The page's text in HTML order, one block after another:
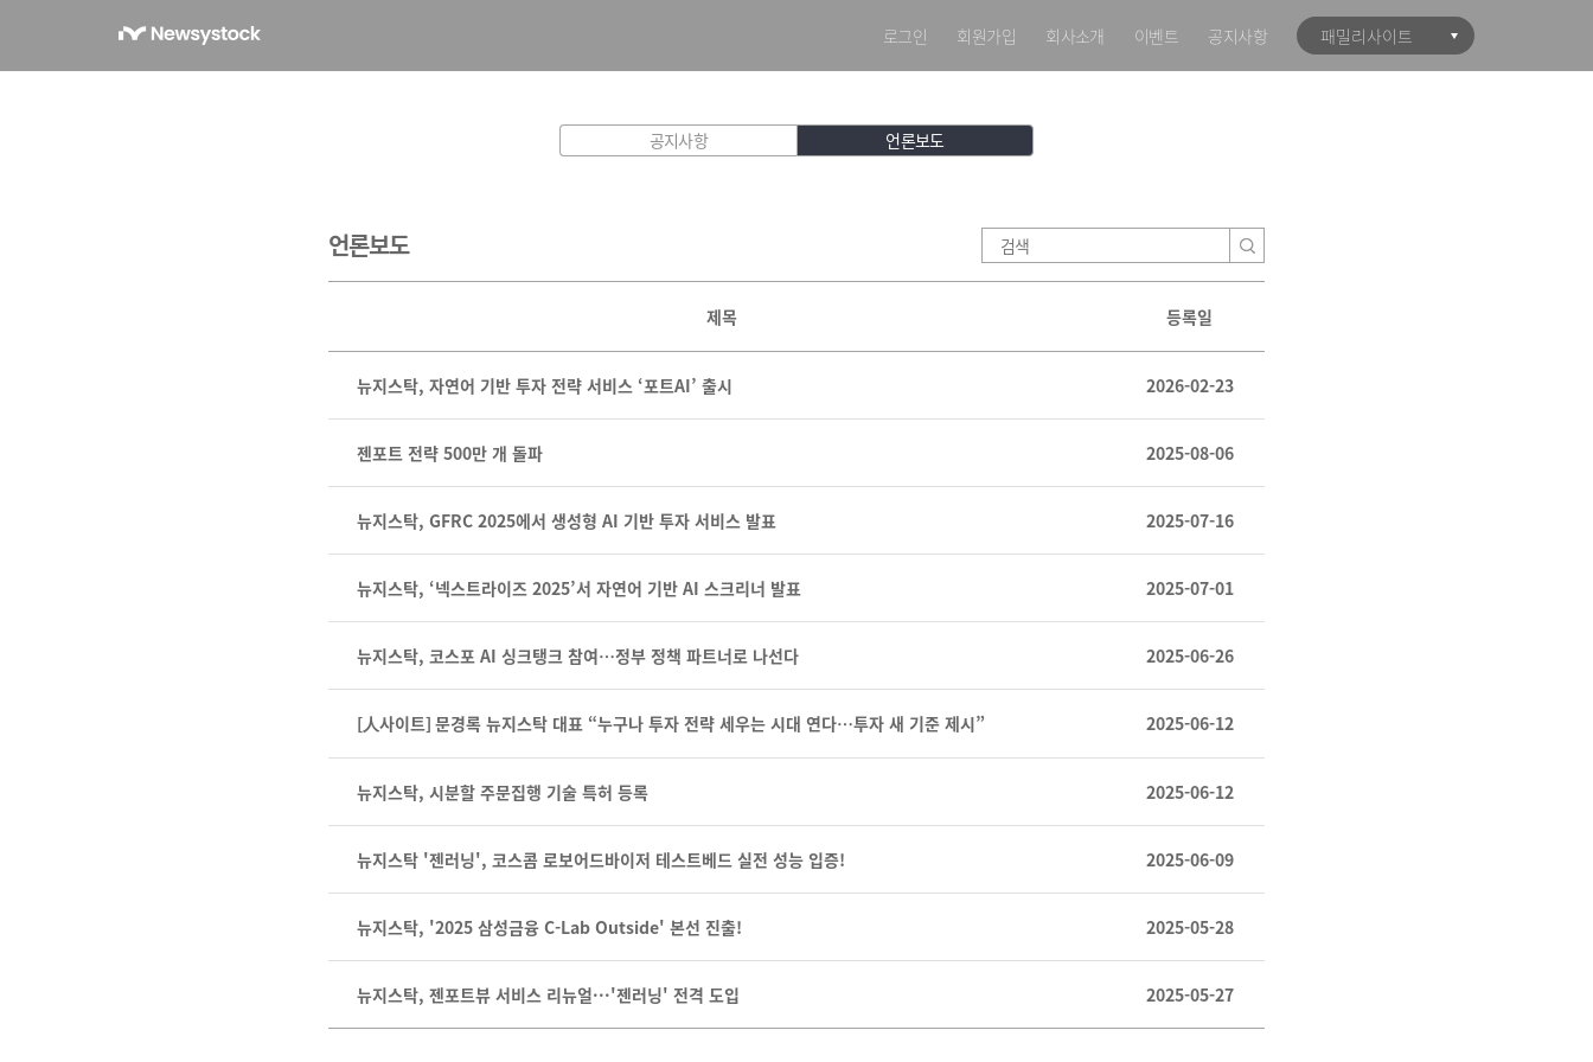
로그인 회원가입 회사소개 이벤트 공지사항 패밀리사이트
공지사항 언론보도
언론보도
제목 등록일
뉴지스탁, 자연어 기반 투자 전략 서비스 ‘포트AI’ 출시 2026-02-23
젠포트 전략 500만 개 돌파 2025-08-06
뉴지스탁, GFRC 2025에서 생성형 AI 기반 투자 서비스 발표 2025-07-16
뉴지스탁, ‘넥스트라이즈 2025’서 자연어 기반 AI 스크리너 발표 2025-07-01
뉴지스탁, 코스포 AI 싱크탱크 참여…정부 정책 파트너로 나선다 2025-06-26
[人사이트] 문경록 뉴지스탁 대표 “누구나 투자 전략 세우는 시대 연다…투자 새 기준 제시” 2025-06-12
뉴지스탁, 시분할 주문집행 기술 특허 등록 2025-06-12
뉴지스탁 '젠러닝', 코스콤 로보어드바이저 테스트베드 실전 성능 입증! 2025-06-09
뉴지스탁, '2025 삼성금융 C-Lab Outside' 본선 진출! 2025-05-28
뉴지스탁, 젠포트뷰 서비스 리뉴얼···'젠러닝' 전격 도입 2025-05-27